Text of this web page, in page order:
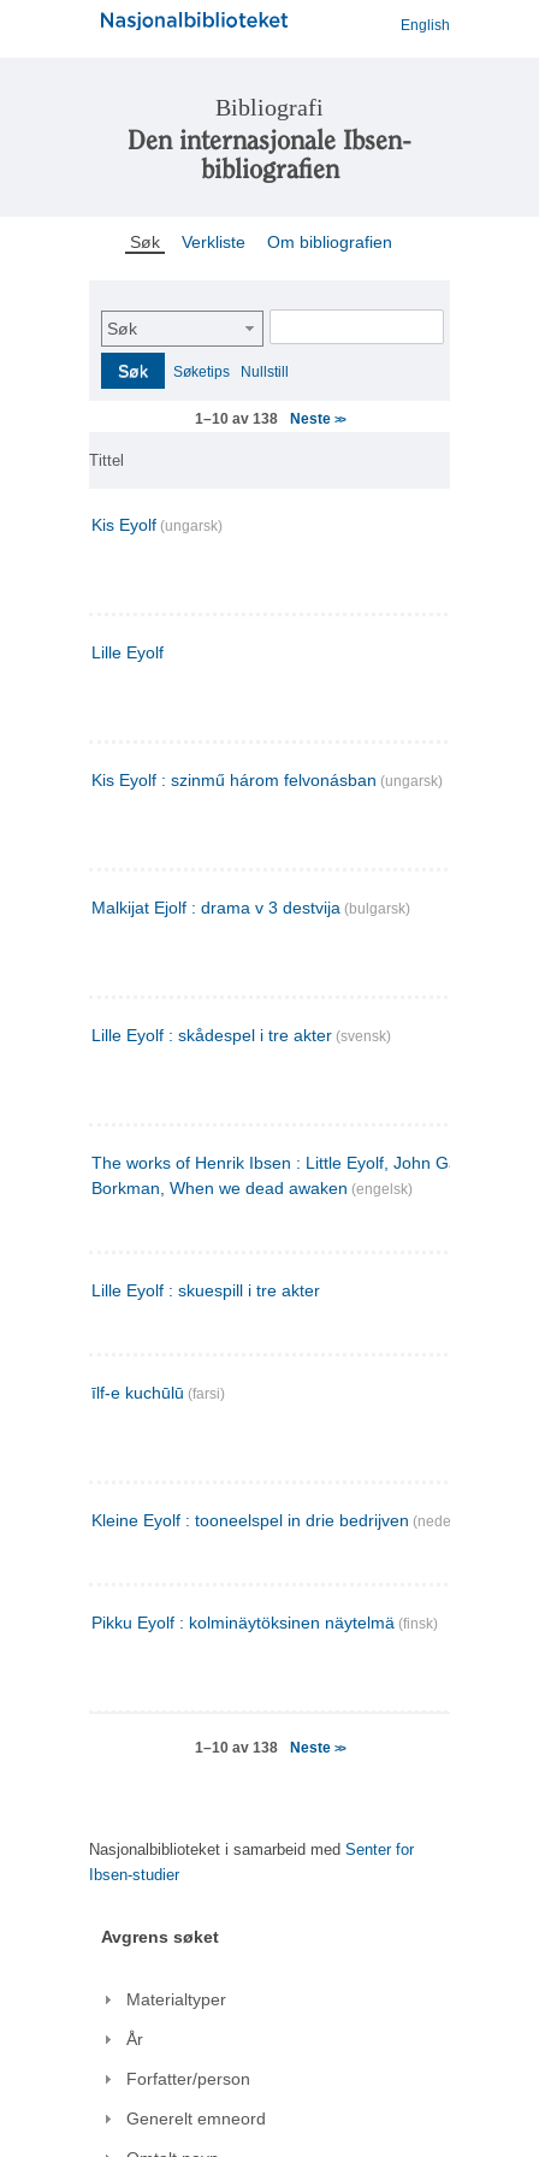
English
Bibliografi
Den internasjonale Ibsen-
bibliografien
Søk Verkliste Om bibliografien
Søk
Søk Søketips Nullstill
1–10 av 138 Neste >>
Tittel
Kis Eyolf (ungarsk)
Lille Eyolf
Kis Eyolf : szinmű három felvonásban (ungarsk)
Malkijat Ejolf : drama v 3 destvija (bulgarsk)
Lille Eyolf : skådespel i tre akter (svensk)
The works of Henrik Ibsen : Little Eyolf, John Gabriel
Borkman, When we dead awaken (engelsk)
Lille Eyolf : skuespill i tre akter
īlf-e kuchūlū (farsi)
Kleine Eyolf : tooneelspel in drie bedrijven (nederlandsk)
Pikku Eyolf : kolminäytöksinen näytelmä (finsk)
1–10 av 138 Neste >>
Nasjonalbiblioteket i samarbeid med Senter for
Ibsen-studier
Avgrens søket
Materialtyper
År
Forfatter/person
Generelt emneord